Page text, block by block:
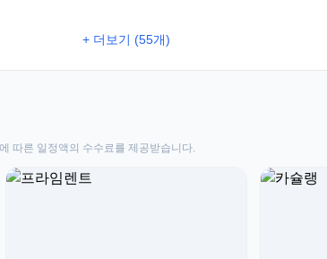
+ 더보기 (55개)
따른 일정액의 수수료를 제공받습니다.